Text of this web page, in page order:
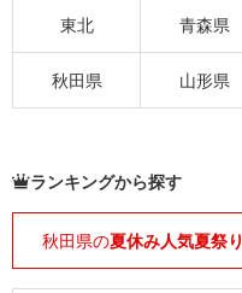
東北 青森県
秋田県 山形県
ランキングから探す
秋田県の夏休み人気夏祭り